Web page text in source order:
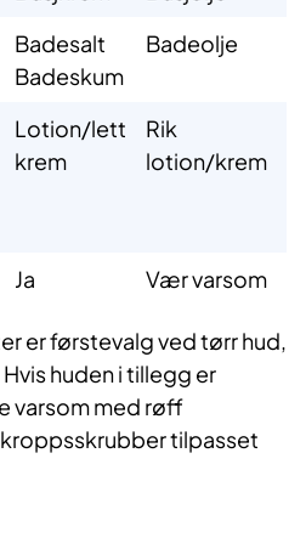
Badesalt
Badeskum
Badeolje
Lotion/lett
krem
Rik
lotion/krem
Ja Vær varsom
er førstevalg ved tørr hud,
huden i tillegg er
varsom med røff
tilpasset